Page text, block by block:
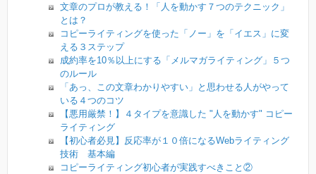
文章のプロが教える！「人を動かす７つのテクニック」
とは？
コピーライティングを使った「ノー」を「イエス」に変
える３ステップ
成約率を10％以上にする「メルマガライティング」５つ
のルール
「あっ、この文章わかりやすい」と思わせる人がやって
いる４つのコツ
【悪用厳禁！】４タイプを意識した "人を動かす" コピー
ライティング
【初心者必見】反応率が１０倍になるWebライティング
技術 基本編
コピーライティング初心者が実践すべきこと②